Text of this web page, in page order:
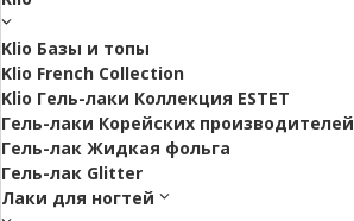
Klio Базы и топы
Klio French Collection
Klio Гель-лаки Коллекция ESTET
Гель-лаки Корейских производителей
Гель-лак Жидкая фольга
Гель-лак Glitter
Лаки для ногтей